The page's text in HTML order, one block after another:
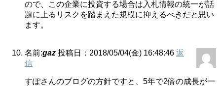
ので、この企業に投資する場合は入札情報の統一が話
題に上るリスクを踏まえた規模に抑えるべきだと思い
ます。
名前:gaz 投稿日：2018/05/04(金) 16:48:46 返
信
すぽさんのブログの方針ですと、5年で2倍の成長が一